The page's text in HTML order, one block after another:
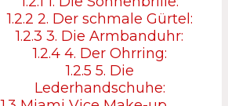
1.2.2 2. Der schmale Gürtel:
1.2.3 3. Die Armbanduhr:
1.2.44. Der Ohrring:
1.2.5 5. Die
Lederhandschuhe: